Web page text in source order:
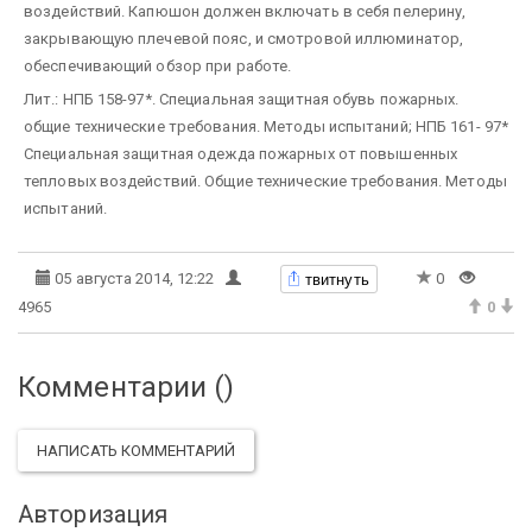
воздействий. Капюшон должен включать в себя пелерину,
закрывающую плечевой пояс, и смотровой иллюминатор,
обеспечивающий обзор при работе.
Лит.: НПБ 158-97*. Специальная защитная обувь пожарных.
общие технические требования. Методы испытаний; НПБ 161- 97*
Специальная защитная одежда пожарных от повышенных
тепловых воздействий. Общие технические требования. Методы
испытаний.
05 августа 2014, 12:22 твитнуть
0
4965
0
Комментарии ()
НАПИСАТЬ КОММЕНТАРИЙ
Авторизация